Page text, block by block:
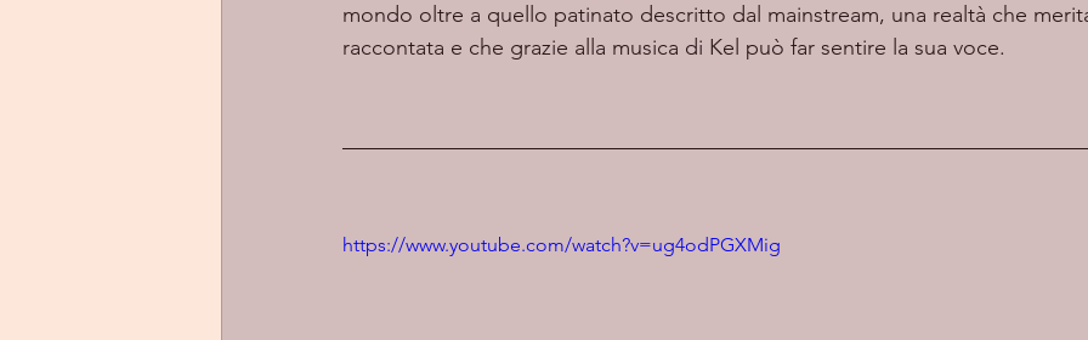
mondo oltre a quello patinato descritto dal mainstream, una realtà che
raccontata e che grazie alla musica di Kel può far sentire la sua voce.
https://www.youtube.com/watch?v=ug4odPGXMig